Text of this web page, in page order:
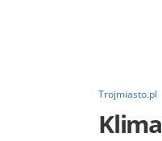
Trojmiasto.pl